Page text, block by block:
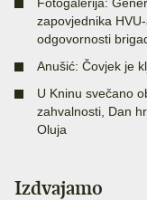
Fotogalerija:
zapovjednika
odgovornosti
Anušić: Čovjek je
U Kninu svečano
zahvalnosti, Dan
Oluja
Izdvajamo